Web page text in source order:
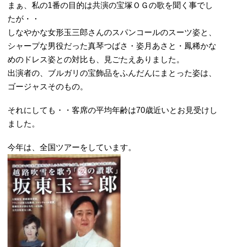
まぁ、私の1番の目的は共演の宝塚ＯＧの歌を聞く事でし
たが・・
しなやかな女形玉三郎さんのスパンコールのスーツ姿と、
シャープな男役だった真琴つばさ・姿月あさと・鳳稀かな
めのドレス姿との対比も、見ごたえありました。
出演者の、ブルガリの宝飾品をふんだんにまとった姿は、
ゴージャスそのもの。
それにしても・・客席の平均年齢は70歳近いとお見受けし
ました。
今年は、全国ツアーをしています。